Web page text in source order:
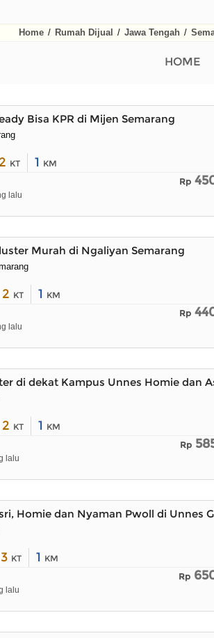
Home / Rumah Dijual / Jawa Tengah /
HOME
Bisa KPR di Mijen Semarang
2 KT 1 KM
Rp
lalu
Murah di Ngaliyan Semarang
2 KT 1 KM
Rp
lalu
di dekat Kampus Unnes Homie dan
2 KT 1 KM
Rp
lalu
Homie dan Nyaman Pwoll di Unnes
3 KT 1 KM
Rp
lalu